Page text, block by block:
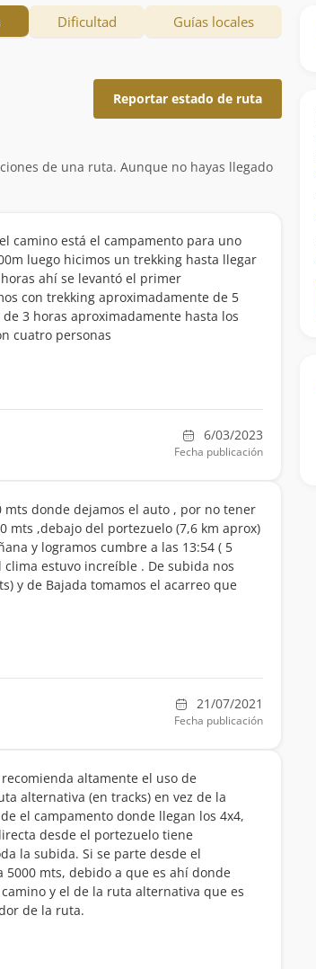
Dificultad Guías locales
Reportar estado de ruta
de una ruta. Aunque no hayas llegado
camino está el campamento para uno
luego hicimos un trekking hasta llegar
ahí se levantó el primer
con trekking aproximadamente de 5
3 horas aproximadamente hasta los
cuatro personas
6/03/2023
Fecha publicación
donde dejamos el auto , por no tener
mts ,debajo del portezuelo (7,6 km aprox)
y logramos cumbre a las 13:54 ( 5
estuvo increíble . De subida nos
y de Bajada tomamos el acarreo que
21/07/2021
Fecha publicación
altamente el uso de
alternativa (en tracks) en vez de la
el campamento donde llegan los 4x4,
desde el portezuelo tiene
la subida. Si se parte desde el
mts, debido a que es ahí donde
y el de la ruta alternativa que es
de la ruta.